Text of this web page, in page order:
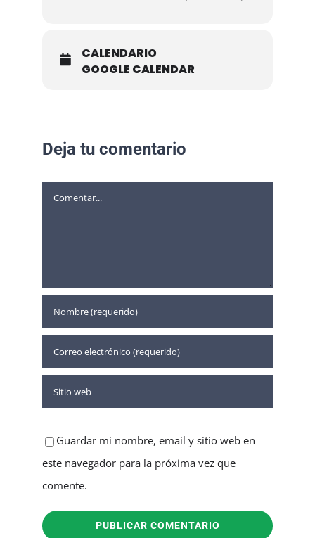
CALENDARIO
GOOGLE CALENDAR
Deja tu comentario
Comentar
Guardar mi nombre, email y sitio web en
este navegador para la próxima vez que
comente.